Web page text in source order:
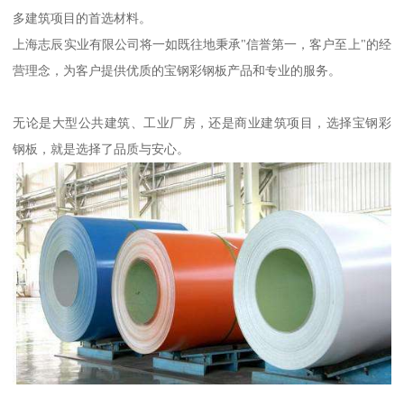
多建筑项目的首选材料。
上海志辰实业有限公司将一如既往地秉承"信誉第一，客户至上"的经
营理念，为客户提供优质的宝钢彩钢板产品和专业的服务。
无论是大型公共建筑、工业厂房，还是商业建筑项目，选择宝钢彩
钢板，就是选择了品质与安心。